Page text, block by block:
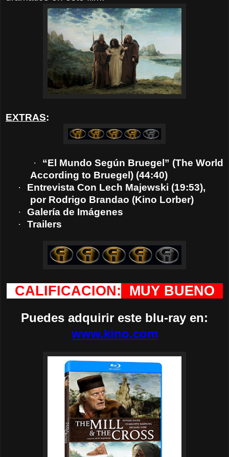
EXTRAS:
·
“El Mundo Según Bruegel” (The World
According to Bruegel) (44:40)
·
Entrevista Con Lech Majewski (19:53),
por Rodrigo Brandao (Kino Lorber)
·
Galería de Imágenes
·
Trailers
CALIFICACION: MUY BUENO
Puedes adquirir este blu-ray en:
www.kino.com